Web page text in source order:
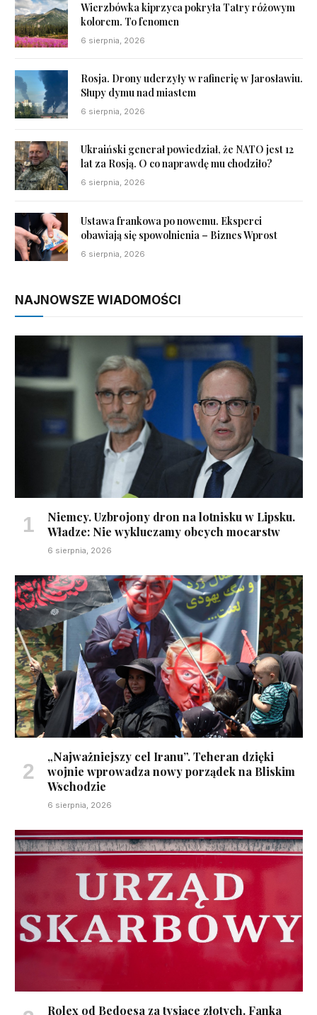
Wierzbówka kiprzyca pokryła Tatry różowym
kolorem. To fenomen
6 sierpnia, 2026
Rosja. Drony uderzyły w rafinerię w Jarosławiu.
Słupy dymu nad miastem
6 sierpnia, 2026
Ukraiński generał powiedział, że NATO jest 12
lat za Rosją. O co naprawdę mu chodziło?
6 sierpnia, 2026
Ustawa frankowa po nowemu. Eksperci
obawiają się spowolnienia – Biznes Wprost
6 sierpnia, 2026
NAJNOWSZE WIADOMOŚCI
Niemcy. Uzbrojony dron na lotnisku w Lipsku.
Władze: Nie wykluczamy obcych mocarstw
6 sierpnia, 2026
„Najważniejszy cel Iranu”. Teheran dzięki
wojnie wprowadza nowy porządek na Bliskim
Wschodzie
6 sierpnia, 2026
Rolex od Bedoesa za tysiące złotych. Fanka